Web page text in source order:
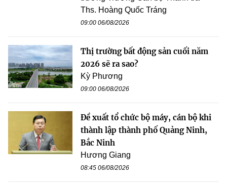
Ths. Hoàng Quốc Tráng
09:00 06/08/2026
Thị trường bất động sản cuối năm
2026 sẽ ra sao?
Kỳ Phương
09:00 06/08/2026
Đề xuất tổ chức bộ máy, cán bộ khi
thành lập thành phố Quảng Ninh,
Bắc Ninh
Hương Giang
08:45 06/08/2026